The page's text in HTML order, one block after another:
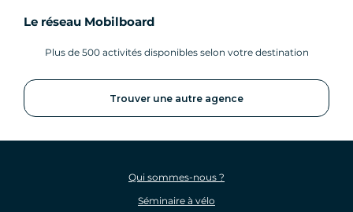
Le réseau Mobilboard
Plus de 500 activités disponibles selon votre destination
Trouver une autre agence
Qui sommes-nous ?
Séminaire à vélo